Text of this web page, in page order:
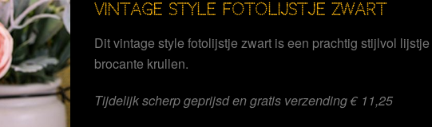
VINTAGE STYLE FOTOLIJSTJE ZWART
Dit vintage style fotolijstje zwart is een prachtig stijlvol
brocante krullen.
Tijdelijk scherp geprijsd en gratis verzending € 11,25